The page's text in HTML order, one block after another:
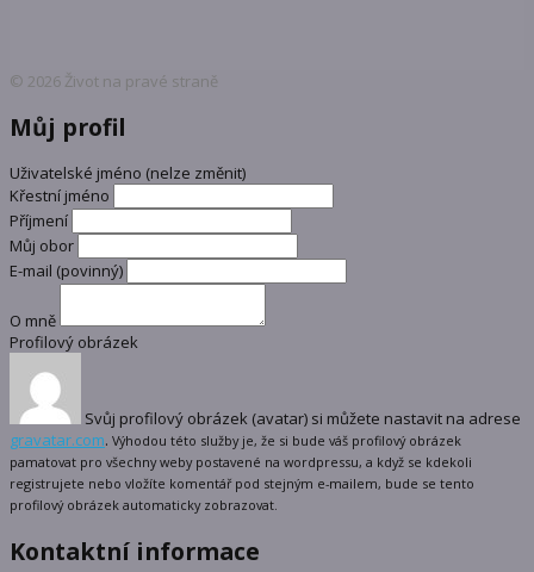
© 2026 Život na pravé straně
Můj profil
Uživatelské jméno (nelze změnit)
Křestní jméno
Příjmení
Můj obor
E-mail (povinný)
O mně
Profilový obrázek
Svůj profilový obrázek (avatar) si můžete nastavit na adrese
gravatar.com. Výhodou této služby je, že si bude váš profilový obrázek
pamatovat pro všechny weby postavené na wordpressu, a když se kdekoli
registrujete nebo vložíte komentář pod stejným e-mailem, bude se tento
profilový obrázek automaticky zobrazovat.
Kontaktní informace